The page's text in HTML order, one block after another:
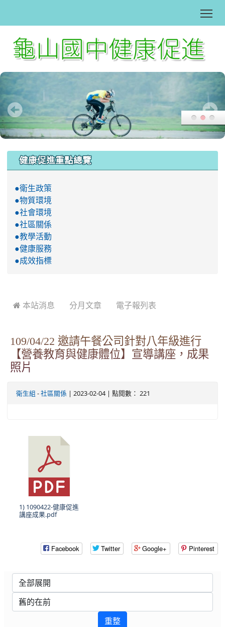
健康促進重點總覽
●衛生政策
●物質環境
●社會環境
●社區關係
●教學活動
●健康服務
●成效指標
 本站消息 分月文章 電子報列表
109/04/22 邀請午餐公司針對八年級進行
【營養教育與健康體位】宣導講座，成果
照片
衛生組 - 社區關係 | 2023-02-04 | 點閱數： 221
1) 1090422-健康促進
講座成果.pdf
Facebook Twitter Google+ Pinterest
重整